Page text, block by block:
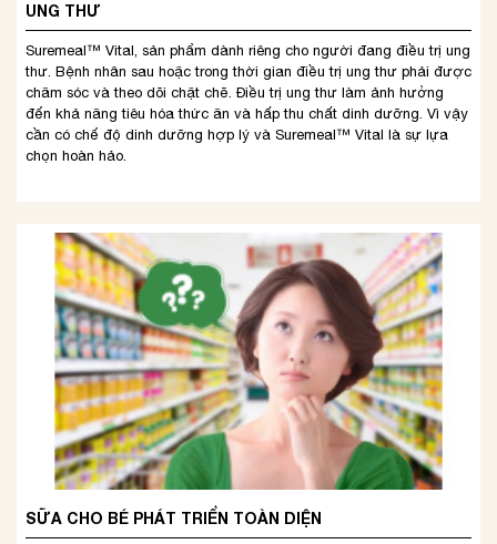
UNG THƯ
Suremeal™ Vital, sản phẩm dành riêng cho người đang điều trị ung
thư. Bệnh nhân sau hoặc trong thời gian điều trị ung thư phải được
chăm sóc và theo dõi chặt chẽ. Điều trị ung thư làm ảnh hưởng
đến khả năng tiêu hóa thức ăn và hấp thu chất dinh dưỡng. Vì vậy
cần có chế độ dinh dưỡng hợp lý và Suremeal™ Vital là sự lựa
chọn hoàn hảo.
SỮA CHO BÉ PHÁT TRIỂN TOÀN DIỆN